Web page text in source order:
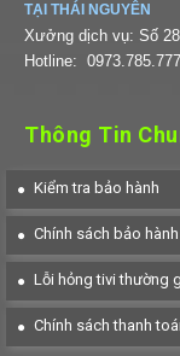
TẠI THÁI NGUYÊN
Xưởng dịch vụ: Số
Hotline: 0973.785.777
Thông Tin
Kiểm tra bảo hành
Chính sách bảo hành
Lỗi hỏng tivi thường
Chính sách thanh